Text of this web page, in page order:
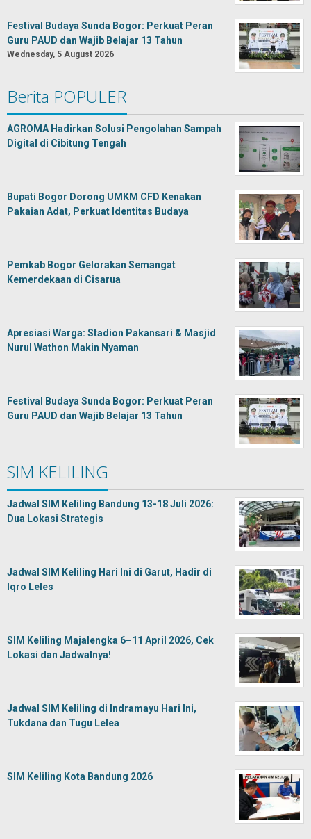
Festival Budaya Sunda Bogor: Perkuat Peran
Guru PAUD dan Wajib Belajar 13 Tahun
Wednesday, 5 August 2026
Berita POPULER
AGROMA Hadirkan Solusi Pengolahan Sampah
Digital di Cibitung Tengah
Bupati Bogor Dorong UMKM CFD Kenakan
Pakaian Adat, Perkuat Identitas Budaya
Pemkab Bogor Gelorakan Semangat
Kemerdekaan di Cisarua
Apresiasi Warga: Stadion Pakansari & Masjid
Nurul Wathon Makin Nyaman
Festival Budaya Sunda Bogor: Perkuat Peran
Guru PAUD dan Wajib Belajar 13 Tahun
SIM KELILING
Jadwal SIM Keliling Bandung 13-18 Juli 2026:
Dua Lokasi Strategis
Jadwal SIM Keliling Hari Ini di Garut, Hadir di
Iqro Leles
SIM Keliling Majalengka 6–11 April 2026, Cek
Lokasi dan Jadwalnya!
Jadwal SIM Keliling di Indramayu Hari Ini,
Tukdana dan Tugu Lelea
SIM Keliling Kota Bandung 2026